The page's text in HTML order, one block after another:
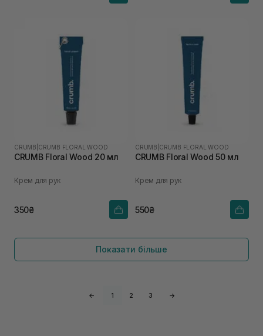
CRUMB CRUMB FLORAL WOOD
CRUMB Floral Wood 20 мл
Крем для рук
350₴
CRUMB CRUMB FLORAL WOOD
CRUMB Floral Wood 50 мл
Крем для рук
550₴
Показати більше
← 1 2 3 →